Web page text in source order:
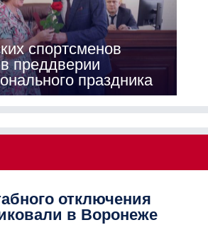
спортсменов
преддверии
праздника
отключения
в Воронеже